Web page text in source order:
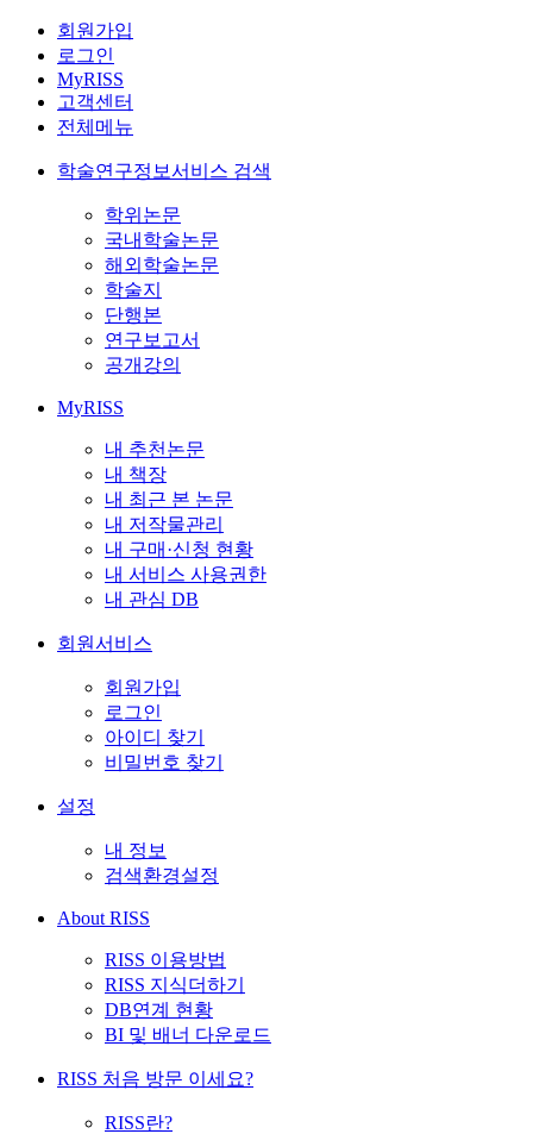
회원가입
로그인
MyRISS
고객센터
전체메뉴
학술연구정보서비스 검색
학위논문
국내학술논문
해외학술논문
학술지
단행본
연구보고서
공개강의
MyRISS
내 추천논문
내 책장
내 최근 본 논문
내 저작물관리
내 구매·신청 현황
내 서비스 사용권한
내 관심 DB
회원서비스
회원가입
로그인
아이디 찾기
비밀번호 찾기
설정
내 정보
검색환경설정
About RISS
RISS 이용방법
RISS 지식더하기
DB연계 현황
BI 및 배너 다운로드
RISS 처음 방문 이세요?
RISS란?